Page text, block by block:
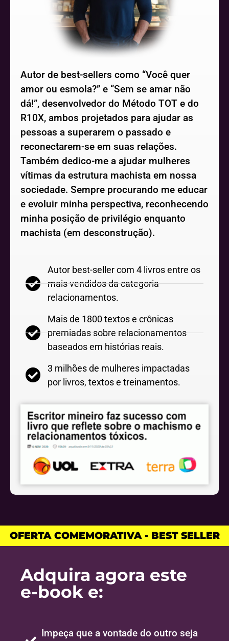
Autor de best-sellers como “Você quer
amor ou esmola?” e “Sem se amar não
dá!”, desenvolvedor do Método TOT e do
R10X, ambos projetados para ajudar as
pessoas a superarem o passado e
reconectarem-se em suas relações.
Também dedico-me a ajudar mulheres
vítimas da estrutura machista em nossa
sociedade. Sempre procurando me educar
e evoluir minha perspectiva, reconhecendo
minha posição de privilégio enquanto
machista (em desconstrução).
Autor best-seller com 4 livros entre os
mais vendidos da categoria
relacionamentos.
Mais de 1800 textos e crônicas
premiadas sobre relacionamentos
baseados em histórias reais.
3 milhões de mulheres impactadas
por livros, textos e treinamentos.
OFERTA COMEMORATIVA - BEST SELLER​
Adquira agora este
e-book e:
Impeça que a vontade do outro seja